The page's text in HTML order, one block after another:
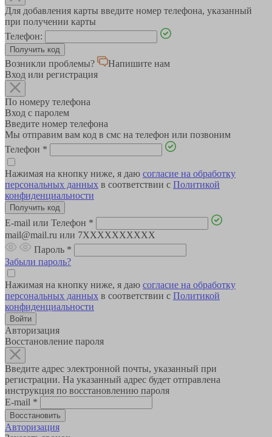
Для добавления карты введите номер телефона, указанный
при получении карты
Телефон:
Возникли проблемы?
Напишите нам
Вход или регистрация
По номеру телефона
Вход с паролем
Введите номер телефона
Мы отправим вам код в смс на телефон или позвоним
Телефон *
Нажимая на кнопку ниже, я даю согласие на обработку
персональных данных в соответствии с Политикой
конфиденциальности
E-mail или Телефон *
mail@mail.ru или 7XXXXXXXXXX
Пароль *
Забыли пароль?
Нажимая на кнопку ниже, я даю согласие на обработку
персональных данных в соответствии с Политикой
конфиденциальности
Авторизация
Восстановление пароля
Введите адрес электронной почты, указанный при
регистрации. На указанный адрес будет отправлена
инструкция по восстановлению пароля
E-mail *
Авторизация